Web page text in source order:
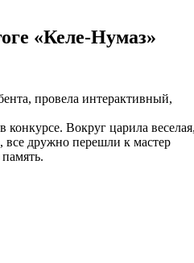
«Келе-Нумаз»
провела интерактивный,
Вокруг царила
все дружно перешли к мастер